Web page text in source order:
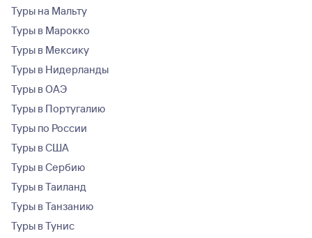
Туры на Мальту
Туры в Марокко
Туры в Мексику
Туры в Нидерланды
Туры в ОАЭ
Туры в Португалию
Туры по России
Туры в США
Туры в Сербию
Туры в Таиланд
Туры в Танзанию
Туры в Тунис